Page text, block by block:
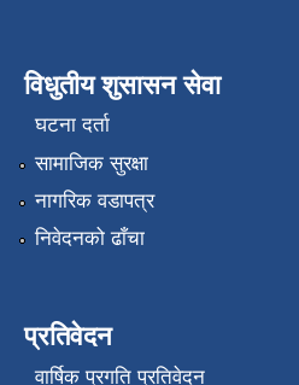
विधुतीय शुसासन सेवा
घटना दर्ता
सामाजिक सुरक्षा
नागरिक वडापत्र
निवेदनको ढाँचा
प्रतिवेदन
वार्षिक प्रगति प्रतिवेदन